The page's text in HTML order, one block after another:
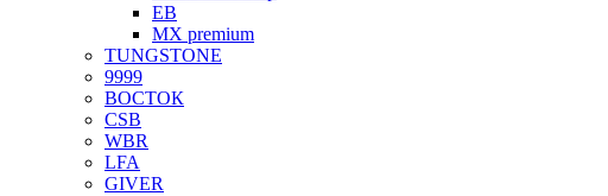
EB
MX premium
TUNGSTONE
9999
ВОСТОК
CSB
WBR
LFA
GIVER